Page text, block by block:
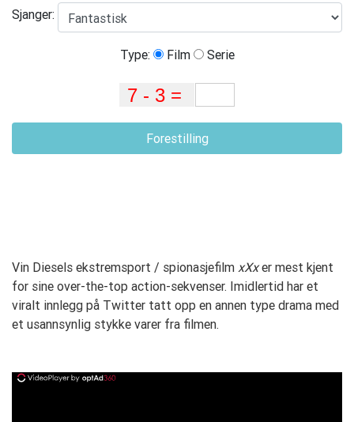
Sjanger:
Type: Film Serie
Forestilling
Vin Diesels ekstremsport / spionasjefilm xXxer mest kjent
for sine over-the-top action-sekvenser. Imidlertid har et
viralt innlegg på Twitter tatt opp en annen type drama med
et usannsynlig stykke varer fra filmen.